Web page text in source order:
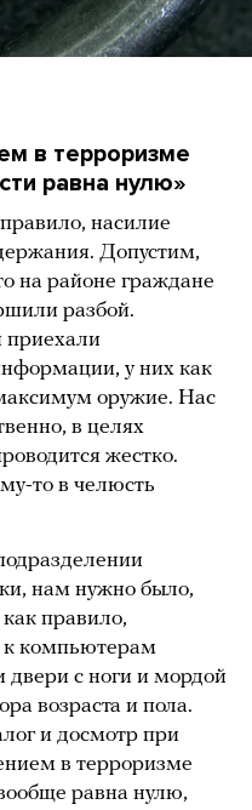
в терроризме
равна нулю»
насилие
Допустим,
на районе граждане
разбой.
у них как
оружие. Нас
в целях
жестко.
то в челюсть
нам нужно было,
правило,
к компьютерам
с ноги и мордой
возраста и пола.
и досмотр при
в терроризме
равна нулю,